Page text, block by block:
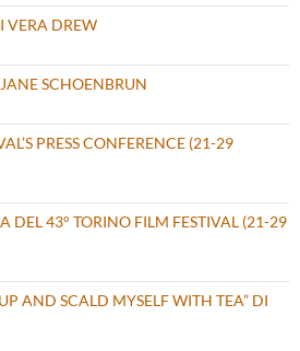
VERA DREW
SCHOENBRUN
PRESS CONFERENCE (21-29
DEL 43° TORINO FILM FESTIVAL (21-29
AND SCALD MYSELF WITH TEA” DI